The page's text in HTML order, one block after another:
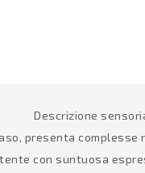
Descrizione
presenta
con suntuosa